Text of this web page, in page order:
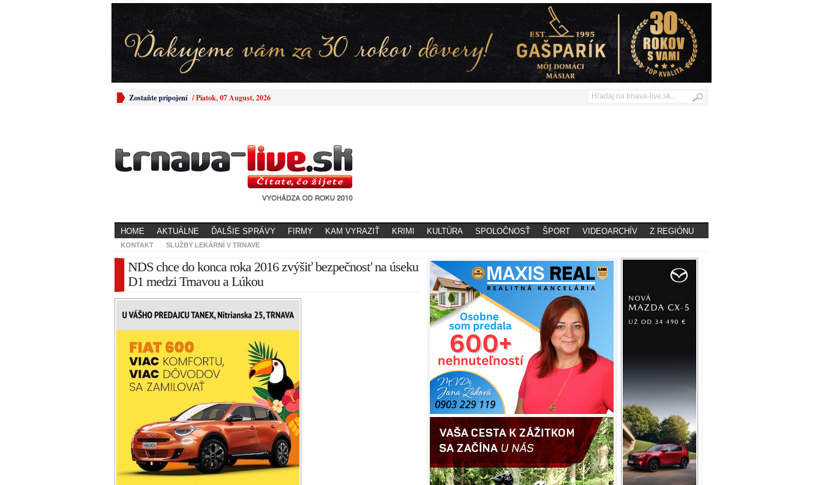
Zostaňte pripojení /Piatok, 07 August, 2026
HOME AKTUÁLNE ĎALŠIE SPRÁVY FIRMY KAM VYRAZIŤ KRIMI KULTÚRA SPOLOČNOSŤ ŠPORT VIDEOARCHÍV Z REGIÓNU
KONTAKT SLUŽBY LEKÁRNÍ V TRNAVE
NDS chce do konca roka 2016 zvýšiť bezpečnosť na úseku
D1 medzi Trnavou a Lúkou